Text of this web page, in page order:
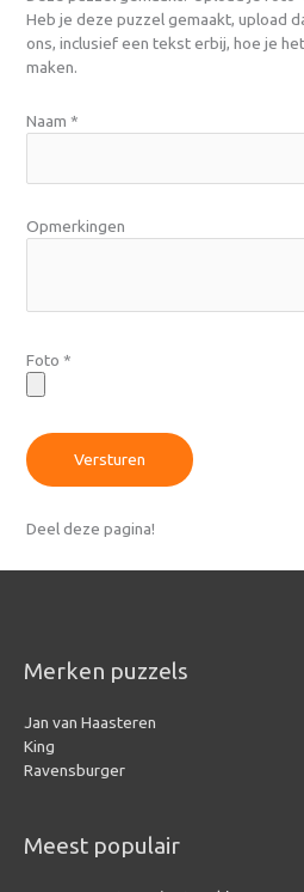
Heb je deze puzzel gemaakt, upload
ons, inclusief een tekst erbij, hoe je
maken.
Naam *
Opmerkingen
Foto *
Versturen
Deel deze pagina!
Merken puzzels
Jan van Haasteren
King
Ravensburger
Meest populair